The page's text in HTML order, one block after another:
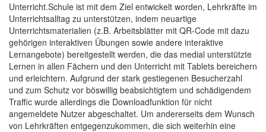
Unterricht.Schule ist mit dem Ziel entwickelt worden, Lehrkräfte im
Unterrichtsalltag zu unterstützen, indem neuartige
Unterrichtsmaterialien (z.B. Arbeitsblätter mit QR-Code mit dazu
gehörigen interaktiven Übungen sowie andere interaktive
Lernangebote) bereitgestellt werden, die das medial unterstützte
Lernen in allen Fächern und den Unterricht mit Tablets bereichern
und erleichtern. Aufgrund der stark gestiegenen Besucherzahl
und zum Schutz vor böswillig beabsichtigtem und schädigendem
Traffic wurde allerdings die Downloadfunktion für nicht
angemeldete Nutzer abgeschaltet. Um andererseits dem Wunsch
von Lehrkräften entgegenzukommen, die sich weiterhin eine